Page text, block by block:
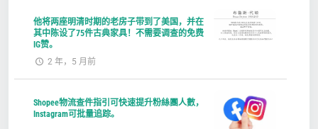
他将两座明清时期的老房子带到了美国，并在
其中陈设了75件古典家具！不需要调查的免费
IG赞。
2 年，5 月前
Shopee物流查件指引可快速提升粉絲團人數，
Instagram可批量追踪。